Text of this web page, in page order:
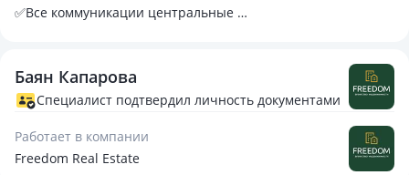
✅Все коммуникации центральные
Гараж на два автомобиля, имеются хоз постройки
Документы в порядке
📞 звоните и приходите на просмотр — этот дом может
Баян Капарова
Специалист подтвердил личность документами
Работает в компании
Freedom Real Estate